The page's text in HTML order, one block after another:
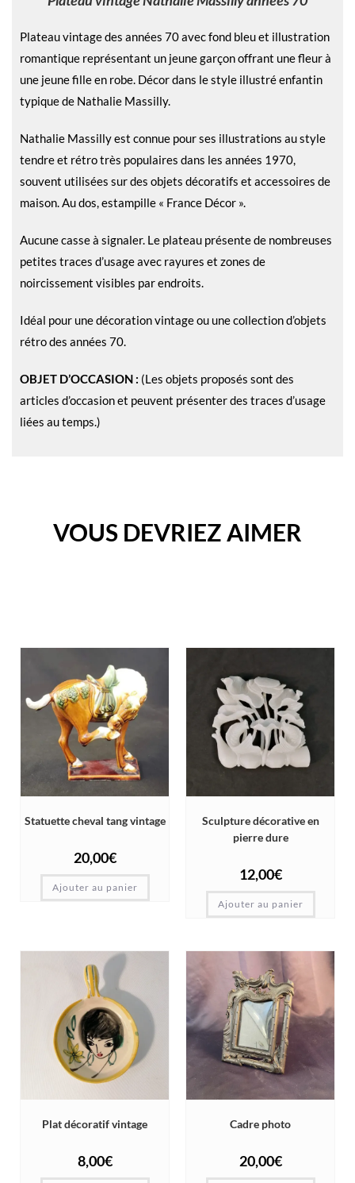
Plateau vintage des années 70 avec fond bleu et illustration
romantique représentant un jeune garçon offrant une fleur à
une jeune fille en robe. Décor dans le style illustré enfantin
typique de Nathalie Massilly.
Nathalie Massilly est connue pour ses illustrations au style
tendre et rétro très populaires dans les années 1970,
souvent utilisées sur des objets décoratifs et accessoires de
maison. Au dos, estampille « France Décor ».
Aucune casse à signaler. Le plateau présente de nombreuses
petites traces d’usage avec rayures et zones de
noircissement visibles par endroits.
Idéal pour une décoration vintage ou une collection d’objets
rétro des années 70.
OBJET D’OCCASION : (Les objets proposés sont des
articles d’occasion et peuvent présenter des traces d’usage
liées au temps.)
VOUS DEVRIEZ AIMER
Statuette cheval tang vintage
20,00€
Ajouter au panier
Sculpture décorative en
pierre dure
12,00€
Ajouter au panier
Plat décoratif vintage
8,00€
Cadre photo
20,00€